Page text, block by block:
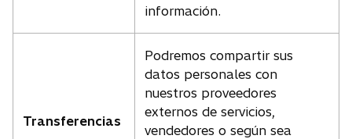
información.
Transferencias
Podremos compartir sus
datos personales con
nuestros proveedores
externos de servicios,
vendedores o según sea